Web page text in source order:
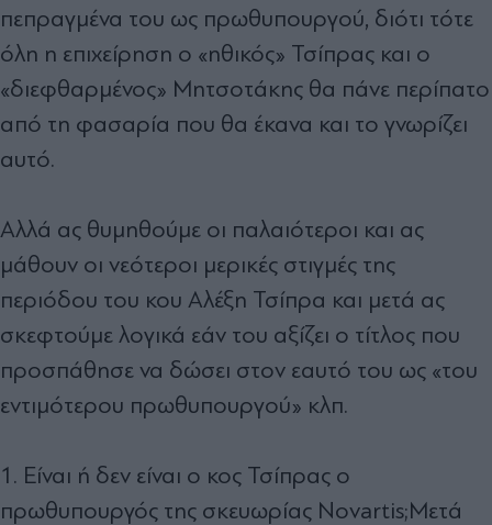
πεπραγμένα του ως πρωθυπουργού, διότι τότε
όλη η επιχείρηση ο «ηθικός» Τσίπρας και ο
«διεφθαρμένος» Μητσοτάκης θα πάνε περίπατο
από τη φασαρία που θα έκανα και το γνωρίζει
αυτό.
Αλλά ας θυμηθούμε οι παλαιότεροι και ας
μάθουν οι νεότεροι μερικές στιγμές της
περιόδου του κου Αλέξη Τσίπρα και μετά ας
σκεφτούμε λογικά εάν του αξίζει ο τίτλος που
προσπάθησε να δώσει στον εαυτό του ως «του
εντιμότερου πρωθυπουργού» κλπ.
1. Είναι ή δεν είναι ο κος Τσίπρας ο
πρωθυπουργός της σκευωρίας Novartis;Μετά